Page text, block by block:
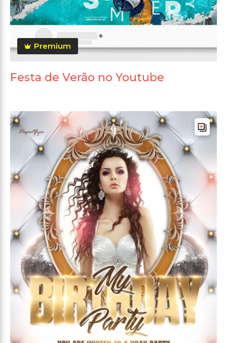
Premium
Festa de Verão no Youtube